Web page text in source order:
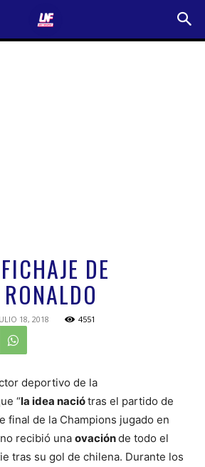
DE
18, 2018 4551
deportivo de la
“la idea naciótras el partido de
final de la Champions jugado en
recibió una ovaciónde todo el
tras su gol de chilena. Durante los